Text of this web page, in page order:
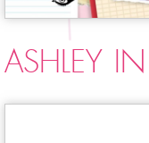
ASHLEY